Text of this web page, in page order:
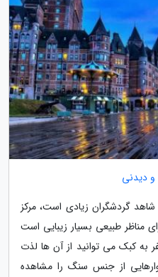
و دیدنی
گردشگران زیادی است، مرکز
مناظر طبیعی بسیار زیبایی است
به کبک می توانید از آن ها لذت
از جنس سنگ را مشاهده